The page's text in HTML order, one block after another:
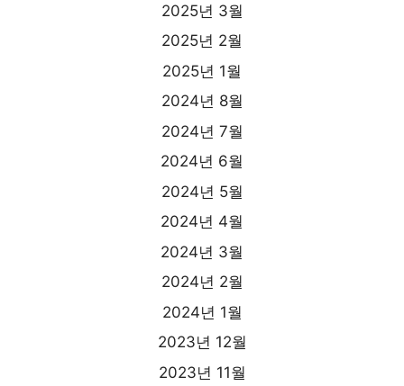
2025년 3월
2025년 2월
2025년 1월
2024년 8월
2024년 7월
2024년 6월
2024년 5월
2024년 4월
2024년 3월
2024년 2월
2024년 1월
2023년 12월
2023년 11월